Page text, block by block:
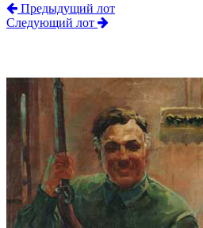
Предыдущий лот
Следующий лот